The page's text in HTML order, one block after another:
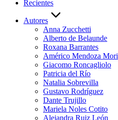
Recientes
Autores
Anna Zucchetti
Alberto de Belaunde
Roxana Barrantes
Américo Mendoza Mori
Giacomo Roncagliolo
Patricia del Río
Natalia Sobrevilla
Gustavo Rodríguez
Dante Trujillo
Mariela Noles Cotito
Alejandra Ruiz León